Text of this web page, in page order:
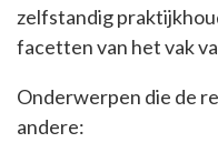
zelfstandig
facetten van het vak
Onderwerpen die de
andere: